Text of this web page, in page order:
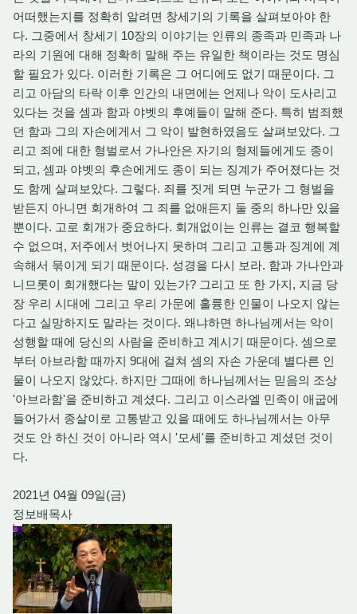
어떠했는지를 정확히 알려면 창세기의 기록을 살펴보아야 한
다. 그중에서 창세기 10장의 이야기는 인류의 종족과 민족과 나
라의 기원에 대해 정확히 말해 주는 유일한 책이라는 것도 명심
할 필요가 있다. 이러한 기록은 그 어디에도 없기 때문이다. 그
리고 아담의 타락 이후 인간의 내면에는 언제나 악이 도사리고
있다는 것을 셈과 함과 야벳의 후예들이 말해 준다. 특히 범죄했
던 함과 그의 자손에게서 그 악이 발현하였음도 살펴보았다. 그
리고 죄에 대한 형벌로서 가나안은 자기의 형제들에게도 종이
되고, 셈과 야벳의 후손에게도 종이 되는 징계가 주어졌다는 것
도 함께 살펴보았다. 그렇다. 죄를 짓게 되면 누군가 그 형벌을
받든지 아니면 회개하여 그 죄를 없애든지 둘 중의 하나만 있을
뿐이다. 고로 회개가 중요하다. 회개없이는 인류는 결코 행복할
수 없으며, 저주에서 벗어나지 못하며 그리고 고통과 징계에 계
속해서 묶이게 되기 때문이다. 성경을 다시 보라. 함과 가나안과
니므롯이 회개했다는 말이 있는가? 그리고 또 한 가지, 지금 당
장 우리 시대에 그리고 우리 가문에 훌륭한 인물이 나오지 않는
다고 실망하지도 말라는 것이다. 왜냐하면 하나님께서는 악이
성행할 때에 당신의 사람을 준비하고 계시기 때문이다. 셈으로
부터 아브라함 때까지 9대에 걸쳐 셈의 자손 가운데 별다른 인
물이 나오지 않았다. 하지만 그때에 하나님께서는 믿음의 조상
'아브라함'을 준비하고 계셨다. 그리고 이스라엘 민족이 애굽에
들어가서 종살이로 고통받고 있을 때에도 하나님께서는 아무
것도 안 하신 것이 아니라 역시 '모세'를 준비하고 계셨던 것이
다.
2021년 04월 09일(금)
정보배목사